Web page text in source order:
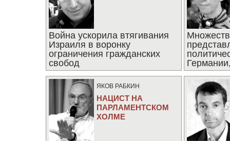
Война ускорила втягивания
Израиля в воронку
ограничения гражданских
свобод
ЯКОВ РАБКИН
НАЦИСТ НА
ПАРЛАМЕНТСКОМ
ХОЛМЕ